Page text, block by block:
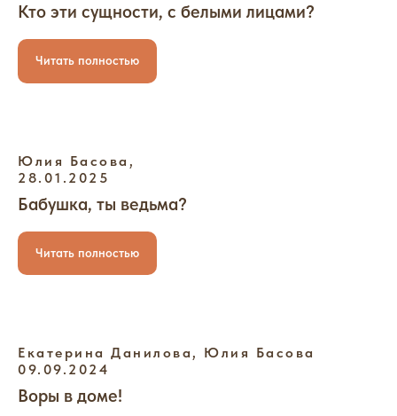
Кто эти сущности, с белыми лицами?
Читать полностью
Юлия Басова,
28.01.2025
Бабушка, ты ведьма?
Читать полностью
Екатерина Данилова, Юлия Басова
09.09.2024
Воры в доме!